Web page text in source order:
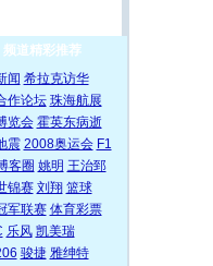
频道精彩推荐
闻 希拉克访华
作论坛 珠海航展
览会 霍英东病逝
震 2008奥运会 F1
客圈 姚明 王治郅
锦赛 刘翔 篮球
军联赛 体育彩票
乐风 凯美瑞
骏捷 雅绅特